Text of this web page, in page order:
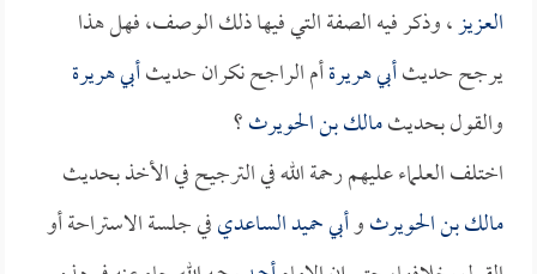
العزيز، وذكر فيه الصفة التي فيها ذلك الوصف، فهل هذا
يرجح حديثأبي هريرةأم الراجح نكران حديثأبي هريرة
والقول بحديثمالك بن الحويرث؟
اختلف العلماء عليهم رحمة الله في الترجيح في الأخذ بحديث
مالك بن الحويرثوأبي حميد الساعديفي جلسة الاستراحة أو